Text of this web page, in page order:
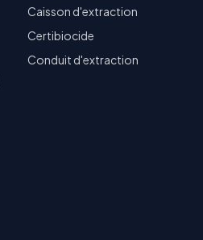
Caisson d'extraction
Certibiocide
Conduit d'extraction